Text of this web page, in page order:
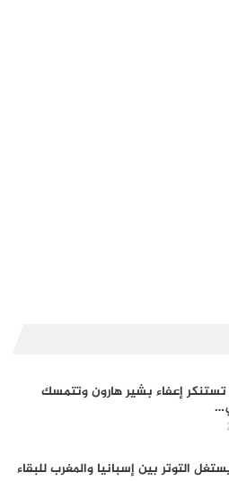
إعفاء بشير هارون وتتمسك
التوتر بين إسبانيا والمغرب للبقاء